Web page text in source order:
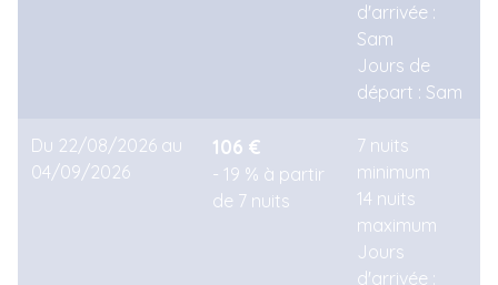
d'arrivée :
Sam
Jours de
départ : Sam
Du 22/08/2026 au
04/09/2026
106 €
- 19 % à partir
de 7 nuits
7 nuits
minimum
14 nuits
maximum
Jours
d'arrivée :